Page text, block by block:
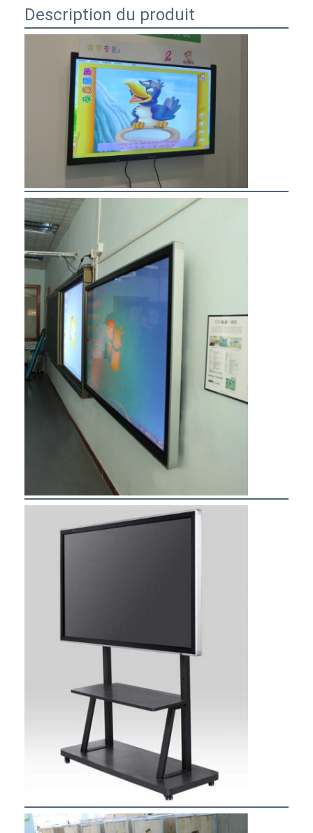
Produits
A propos de nous
Parlez Maintenant.
Tableaux interactifs
Système de conférence
Ascenseur de moniteur LCD
Moniteur à défilement
Description du produit